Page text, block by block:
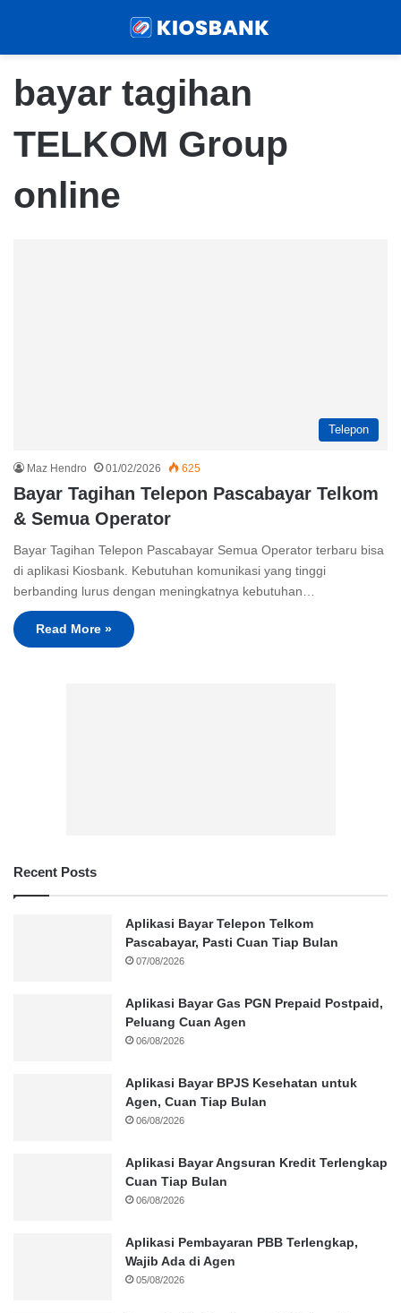
bayar tagihan
TELKOM Group
online
Telepon
Maz Hendro 01/02/2026 625
Bayar Tagihan Telepon Pascabayar Telkom
& Semua Operator
Bayar Tagihan Telepon Pascabayar Semua Operator terbaru bisa
di aplikasi Kiosbank. Kebutuhan komunikasi yang tinggi
berbanding lurus dengan meningkatnya kebutuhan…
Read More »
Recent Posts
Aplikasi Bayar Telepon Telkom
Pascabayar, Pasti Cuan Tiap Bulan
07/08/2026
Aplikasi Bayar Gas PGN Prepaid Postpaid,
Peluang Cuan Agen
06/08/2026
Aplikasi Bayar BPJS Kesehatan untuk
Agen, Cuan Tiap Bulan
06/08/2026
Aplikasi Bayar Angsuran Kredit Terlengkap
Cuan Tiap Bulan
06/08/2026
Aplikasi Pembayaran PBB Terlengkap,
Wajib Ada di Agen
05/08/2026